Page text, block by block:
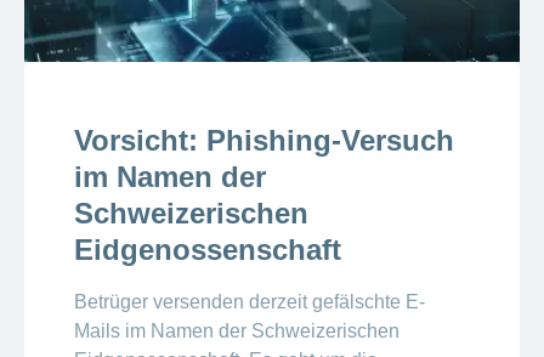
Vorsicht: Phishing-Versuch
im Namen der
Schweizerischen
Eidgenossenschaft
Betrüger versenden derzeit gefälschte E-
Mails im Namen der Schweizerischen